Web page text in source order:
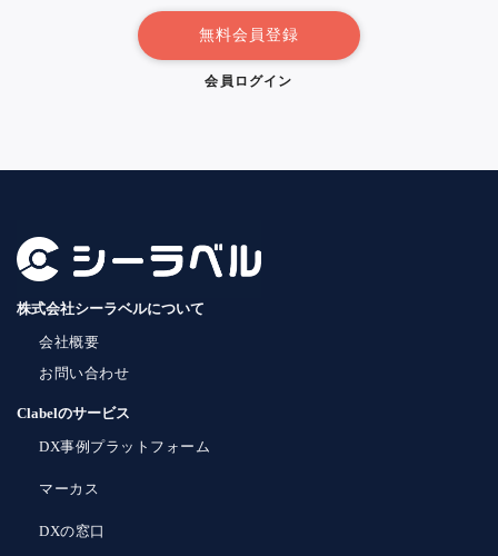
無料会員登録
会員ログイン
株式会社シーラベルについて
会社概要
お問い合わせ
Clabelのサービス
DX事例プラットフォーム
マーカス
DXの窓口